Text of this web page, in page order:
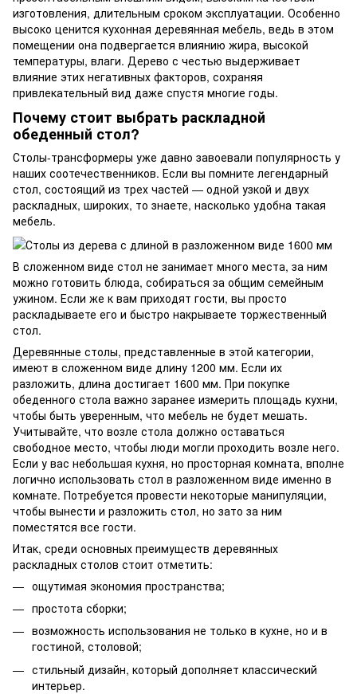
изготовления, длительным сроком эксплуатации. Особенно
высоко ценится кухонная деревянная мебель, ведь в этом
помещении она подвергается влиянию жира, высокой
температуры, влаги. Дерево с честью выдерживает
влияние этих негативных факторов, сохраняя
привлекательный вид даже спустя многие годы.
Почему стоит выбрать раскладной
обеденный стол?
Столы-трансформеры уже давно завоевали популярность у
наших соотечественников. Если вы помните легендарный
стол, состоящий из трех частей — одной узкой и двух
раскладных, широких, то знаете, насколько удобна такая
мебель.
В сложенном виде стол не занимает много места, за ним
можно готовить блюда, собираться за общим семейным
ужином. Если же к вам приходят гости, вы просто
раскладываете его и быстро накрываете торжественный
стол.
Деревянные столы, представленные в этой категории,
имеют в сложенном виде длину 1200 мм. Если их
разложить, длина достигает 1600 мм. При покупке
обеденного стола важно заранее измерить площадь кухни,
чтобы быть уверенным, что мебель не будет мешать.
Учитывайте, что возле стола должно оставаться
свободное место, чтобы люди могли проходить возле него.
Если у вас небольшая кухня, но просторная комната, вполне
логично использовать стол в разложенном виде именно в
комнате. Потребуется провести некоторые манипуляции,
чтобы вынести и разложить стол, но зато за ним
поместятся все гости.
Итак, среди основных преимуществ деревянных
раскладных столов стоит отметить:
ощутимая экономия пространства;
простота сборки;
возможность использования не только в кухне, но и в
гостиной, столовой;
стильный дизайн, который дополняет классический
интерьер.